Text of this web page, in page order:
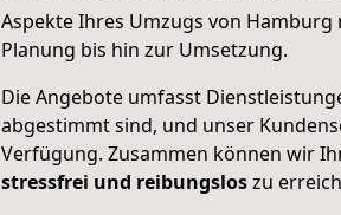
Aspekte Ihres Umzugs von
Planung bis hin zur Umsetzung.
Die Angebote umfasst
abgestimmt sind, und unser
Verfügung. Zusammen können wir
stressfrei und reibungsloszu